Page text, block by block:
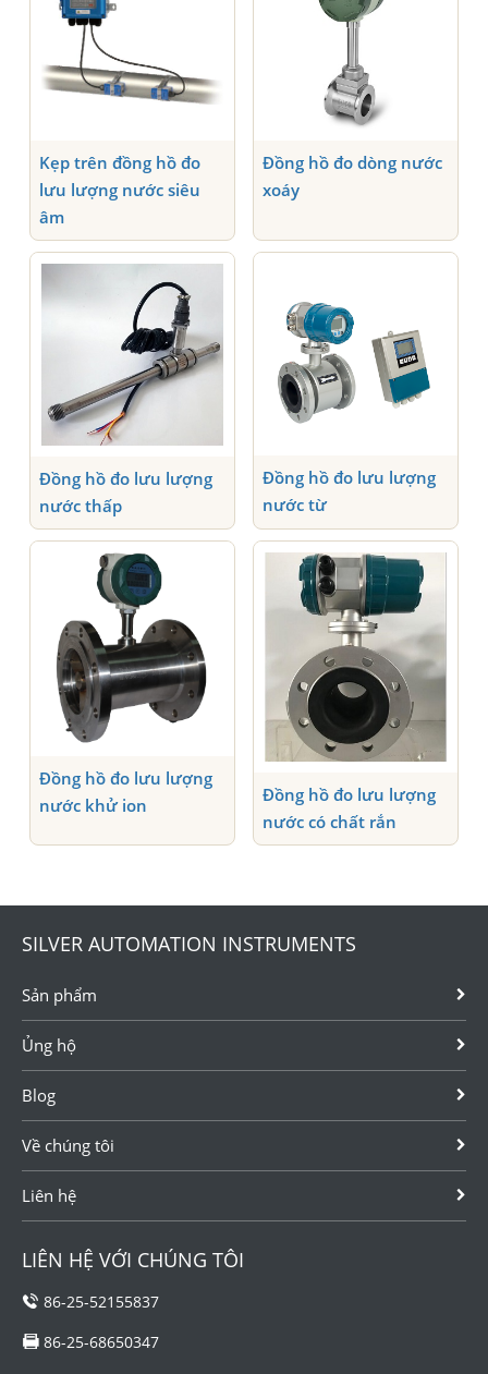
Kẹp trên đồng hồ đo
lưu lượng nước siêu
âm
Đồng hồ đo dòng nước
xoáy
Đồng hồ đo lưu lượng
nước thấp
Đồng hồ đo lưu lượng
nước từ
Đồng hồ đo lưu lượng
nước khử ion
Đồng hồ đo lưu lượng
nước có chất rắn
SILVER AUTOMATION INSTRUMENTS
Sản phẩm
Ủng hộ
Blog
Về chúng tôi
Liên hệ
LIÊN HỆ VỚI CHÚNG TÔI
86-25-52155837
86-25-68650347